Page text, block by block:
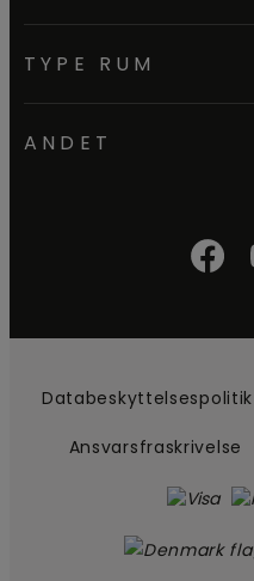
TYPE RUM
ANDET
Databeskyttelsespolitik
Ansvarsfraskrivelse